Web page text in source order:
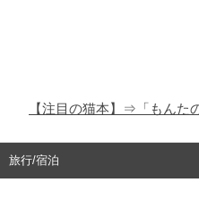
【注目の猫本】⇒「もんた
旅行/宿泊